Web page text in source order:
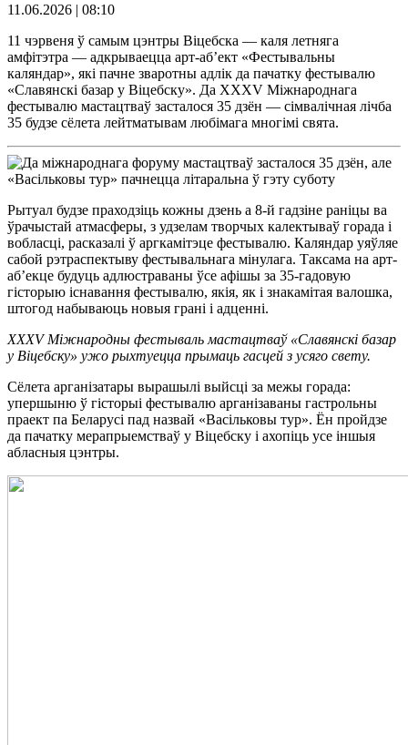
11.06.2026 | 08:10
11 чэрвеня ў самым цэнтры Віцебска — каля летняга
амфітэтра — адкрываецца арт-аб’ект «Фестывальны
каляндар», які пачне зваротны адлік да пачатку фестывалю
«Славянскі базар у Віцебску». Да XXXV Міжнароднага
фестывалю мастацтваў засталося 35 дзён — сімвалічная лічба
35 будзе сёлета лейтматывам любімага многімі свята.
Рытуал будзе праходзіць кожны дзень а 8-й гадзіне раніцы ва
ўрачыстай атмасферы, з удзелам творчых калектываў горада і
вобласці, расказалі ў аргкамітэце фестывалю. Каляндар уяўляе
сабой рэтраспектыву фестывальнага мінулага. Таксама на арт-
аб’екце будуць адлюстраваны ўсе афішы за 35-гадовую
гісторыю існавання фестывалю, якія, як і знакамітая валошка,
штогод набываюць новыя грані і адценні.
XXXV Міжнародны фестываль мастацтваў «Славянскі базар
у Віцебску» ужо рыхтуецца прымаць гасцей з усяго свету.
Сёлета арганізатары вырашылі выйсці за межы горада:
упершыню ў гісторыі фестывалю арганізаваны гастрольны
праект па Беларусі пад назвай «Васільковы тур». Ён пройдзе
да пачатку мерапрыемстваў у Віцебску і ахопіць усе іншыя
абласныя цэнтры.